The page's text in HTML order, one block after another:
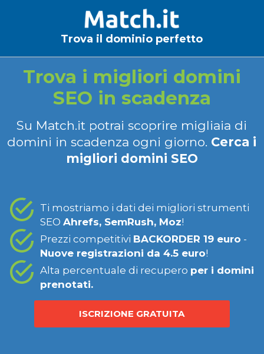
Trova il dominio perfetto
Trova i migliori domini
SEO in scadenza
Su Match.it potrai scoprire migliaia di
domini in scadenza ogni giorno. Cerca i
migliori domini SEO
Ti mostriamo i dati dei migliori strumenti
SEO Ahrefs, SemRush, Moz!
Prezzi competitivi BACKORDER 19 euro -
Nuove registrazioni da 4.5 euro!
Alta percentuale di recupero per i domini
prenotati.
ISCRIZIONE GRATUITA